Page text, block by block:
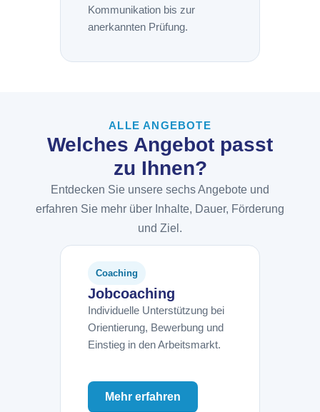
Kommunikation bis zur
anerkannten Prüfung.
ALLE ANGEBOTE
Welches Angebot passt
zu Ihnen?
Entdecken Sie unsere sechs Angebote und
erfahren Sie mehr über Inhalte, Dauer, Förderung
und Ziel.
Coaching
Jobcoaching
Individuelle Unterstützung bei
Orientierung, Bewerbung und
Einstieg in den Arbeitsmarkt.
Mehr erfahren